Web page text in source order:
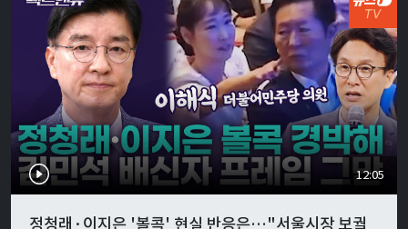
12:05
정청래·이지은 '볼콕' 현실 반응은…"서울시장 보궐